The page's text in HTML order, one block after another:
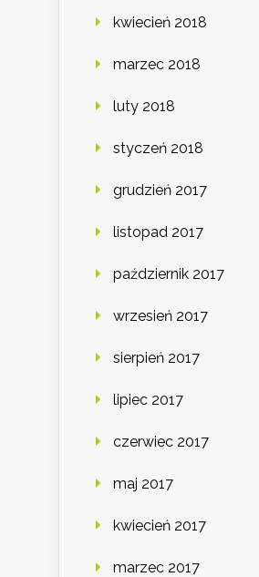
kwiecień 2018
marzec 2018
luty 2018
styczeń 2018
grudzień 2017
listopad 2017
październik 2017
wrzesień 2017
sierpień 2017
lipiec 2017
czerwiec 2017
maj 2017
kwiecień 2017
marzec 2017